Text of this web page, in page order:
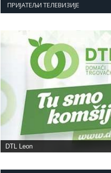
ПРИЈАТЕЉИ ТЕЛЕВИЗИЈЕ
DTL Leon